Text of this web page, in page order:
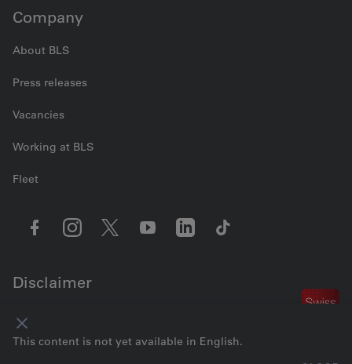
Company
About BLS
Press releases
Vacancies
Working at BLS
Fleet
Disclaimer
Legal information
Imprint
© 2026 BLS AG
This content is not yet available in English.